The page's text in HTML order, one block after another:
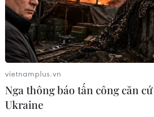
vietnamplus.vn
Nga thông báo tấn công căn
Ukraine